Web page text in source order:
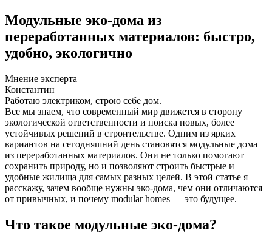
Модульные эко-дома из
переработанных материалов: быстро,
удобно, экологично
Мнение эксперта
Константин
Работаю электриком, строю себе дом.
Все мы знаем, что современный мир движется в сторону
экологической ответственности и поиска новых, более
устойчивых решений в строительстве. Одним из ярких
вариантов на сегодняшний день становятся модульные дома
из переработанных материалов. Они не только помогают
сохранить природу, но и позволяют строить быстрые и
удобные жилища для самых разных целей. В этой статье я
расскажу, зачем вообще нужны эко-дома, чем они отличаются
от привычных, и почему modular homes — это будущее.
Что такое модульные эко-дома?